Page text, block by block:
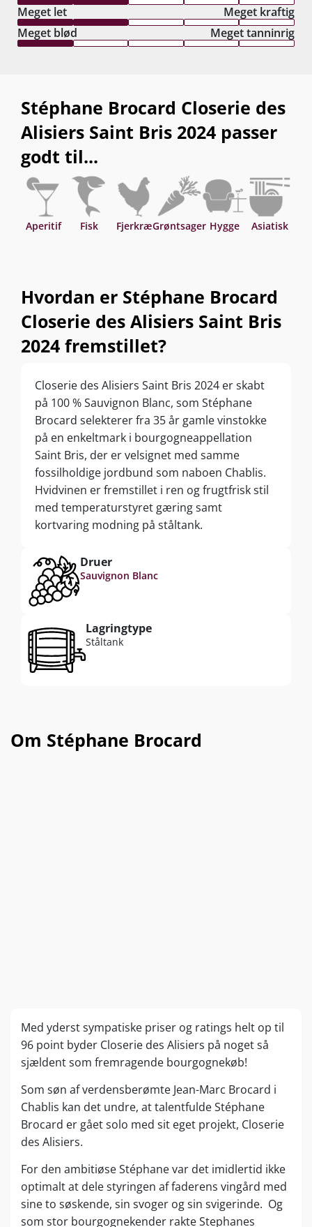
Meget let
Meget kraftig
Meget blød
Meget tanninrig
Stéphane Brocard Closerie des
Alisiers Saint Bris 2024 passer
godt til...
Aperitif Fisk FjerkræGrøntsager Hygge Asiatisk
Hvordan er Stéphane Brocard
Closerie des Alisiers Saint Bris
2024 fremstillet?
Closerie des Alisiers Saint Bris 2024 er skabt
på 100 % Sauvignon Blanc, som Stéphane
Brocard selekterer fra 35 år gamle vinstokke
på en enkeltmark i bourgogneappellation
Saint Bris, der er velsignet med samme
fossilholdige jordbund som naboen Chablis.
Hvidvinen er fremstillet i ren og frugtfrisk stil
med temperaturstyret gæring samt
kortvaring modning på ståltank.
Druer
Sauvignon Blanc
Lagringtype
Ståltank
Om Stéphane Brocard
Med yderst sympatiske priser og ratings helt op til
96 point byder Closerie des Alisiers på noget så
sjældent som fremragende bourgognekøb!
Som søn af verdensberømte Jean-Marc Brocard i
Chablis kan det undre, at talentfulde Stéphane
Brocard er gået solo med sit eget projekt, Closerie
des Alisiers.
For den ambitiøse Stéphane var det imidlertid ikke
optimalt at dele styringen af faderens vingård med
sine to søskende, sin svoger og sin svigerinde. Og
som stor bourgognekender rakte Stephanes